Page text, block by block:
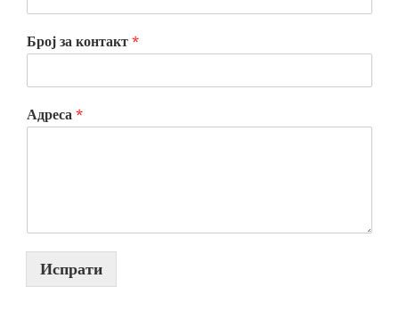
Број за контакт *
Адреса *
Испрати